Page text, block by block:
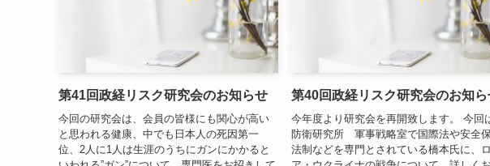
第41回政経リスク研究会のお知らせ
今回の研究会は、会員の皆様にも関心が高い
と思われる健康、中でも日本人の死因第一
位、2人に1人は生涯のうちにガンにかかると
第40回政経リスク研究会のお知ら
今年度より研究会を再開致します。 今回
防衛研究所 軍事戦略室で国際法や安全
法制などを専門とされている橋本氏に、